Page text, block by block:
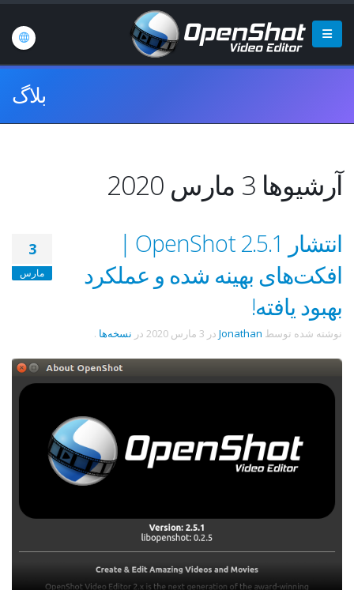
بلاگ
آرشیوها 3 مارس 2020
3
مارس
انتشار OpenShot 2.5.1 |
افکت‌های بهینه شده و عملکرد
بهبود یافته!
نوشته شده توسط Jonathan در 3 مارس 2020 در نسخه‌ها .